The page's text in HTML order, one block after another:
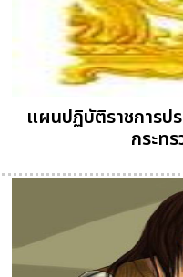
แผนปฏิบัติราชการป
กระท